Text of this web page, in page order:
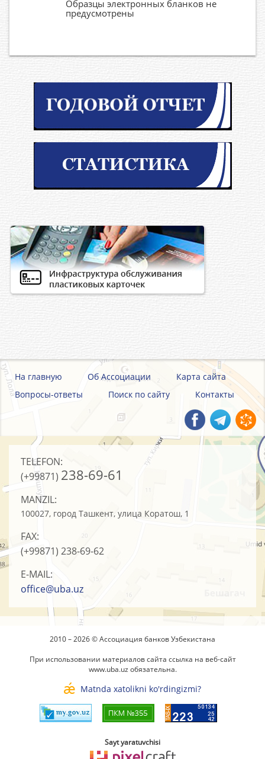
Образцы электронных бланков не
предусмотрены
На главную Об Ассоциации
Карта сайта
Вопросы-ответы
Поиск по сайту Контакты
TELEFON:
(+99871) 238-69-61
MANZIL:
100027, город Ташкент, улица Коратош, 1
FAX:
(+99871) 238-69-62
E-MAIL:
office@uba.uz
2010 – 2026 © Ассоциация банков Узбекистана
При использовании материалов сайта ссылка на веб-сайт
www.uba.uz обязательна.
Matnda xatolikni ko'rdingizmi?
Sayt yaratuvchisi